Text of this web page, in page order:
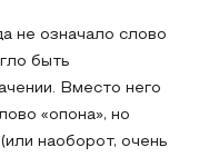
не означало слово
быть
Вместо него
«опона», но
наоборот, очень